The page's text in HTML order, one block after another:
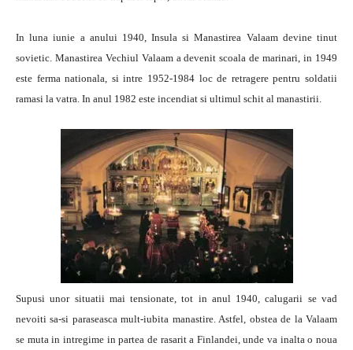
In luna iunie a anului 1940, Insula si Manastirea Valaam devine tinut
sovietic. Manastirea Vechiul Valaam a devenit scoala de marinari, in 1949
este ferma nationala, si intre 1952-1984 loc de retragere pentru soldatii
ramasi la vatra. In anul 1982 este incendiat si ultimul schit al manastirii.
Supusi unor situatii mai tensionate, tot in anul 1940, calugarii se vad
nevoiti sa-si paraseasca mult-iubita manastire. Astfel, obstea de la Valaam
se muta in intregime in partea de rasarit a Finlandei, unde va inalta o noua